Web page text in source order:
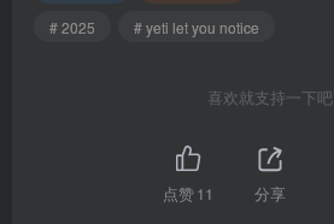
# 2025
# yeti let you notice
喜欢就支持一下吧
点赞11 分享